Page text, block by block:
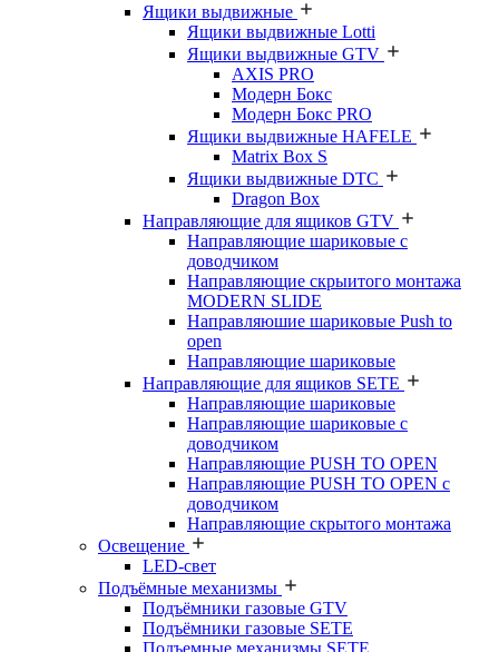
Ящики выдвижные
Ящики выдвижные Lotti
Ящики выдвижные GTV
AXIS PRO
Модерн Бокс
Модерн Бокс PRO
Ящики выдвижные HAFELE
Matrix Box S
Ящики выдвижные DTC
Dragon Box
Направляющие для ящиков GTV
Направляющие шариковые с
доводчиком
Направляющие скрыитого монтажа
MODERN SLIDE
Направляюшие шариковые Push to
open
Направляющие шариковые
Направляющие для ящиков SETE
Направляющие шариковые
Направляющие шариковые с
доводчиком
Направляющие PUSH TO OPEN
Направляющие PUSH TO OPEN с
доводчиком
Направляющие скрытого монтажа
Освещение
LED-свет
Подъёмные механизмы
Подъёмники газовые GTV
Подъёмники газовые SETE
Подъемные механизмы SETE